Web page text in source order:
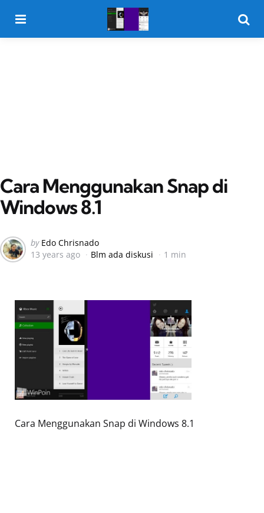
Cara Menggunakan Snap di
Windows 8.1
Posted
by
by Edo Chrisnado
13 years ago
Blm ada diskusi 1 min
Cara Menggunakan Snap di Windows 8.1